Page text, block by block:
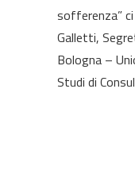
sofferenza”
Galletti,
Bologna –
Studi di